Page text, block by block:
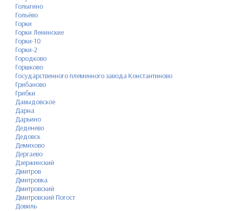
Голыгино
Гольёво
Горки
Горки Ленинские
Горки-10
Горки-2
Городково
Горшково
Государственного племенного завода Константиново
Грибаново
Грибки
Давыдовское
Дарна
Дарьино
Деденево
Дедовск
Демихово
Дергаево
Дзержинский
Дмитров
Дмитровка
Дмитровский
Дмитровский Погост
Довиль